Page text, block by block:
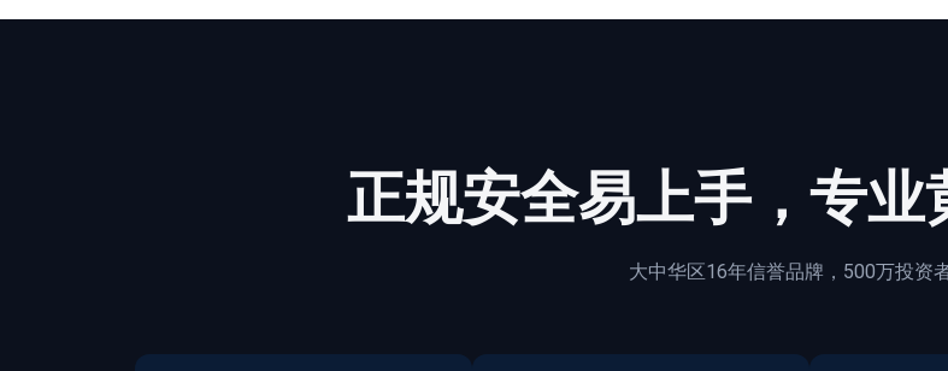
正规安全易上手，专业
大中华区16年信誉品牌，500万投资